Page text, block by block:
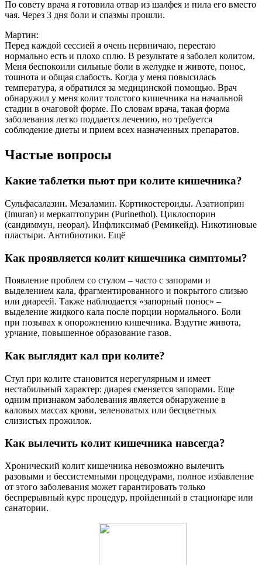
По совету врача я готовила отвар из шалфея и пила его вместо
чая. Через 3 дня боли и спазмы прошли.
Мартин:
Перед каждой сессией я очень нервничаю, перестаю
нормально есть и плохо сплю. В результате я заболел колитом.
Меня беспокоили сильные боли в желудке и животе, понос,
тошнота и общая слабость. Когда у меня повысилась
температура, я обратился за медицинской помощью. Врач
обнаружил у меня колит толстого кишечника на начальной
стадии в очаговой форме. По словам врача, такая форма
заболевания легко поддается лечению, но требуется
соблюдение диеты и прием всех назначенных препаратов.
Частые вопросы
Какие таблетки пьют при колите кишечника?
Сульфасалазин. Мезаламин. Кортикостероиды. Азатиоприн
(Imuran) и меркаптопурин (Purinethol). Циклоспорин
(сандиммун, неорал). Инфликсимаб (Ремикейд). Никотиновые
пластыри. Антибиотики. Ещё
Как проявляется колит кишечника симптомы?
Появление проблем со стулом – часто с запорами и
выделением кала, фрагментированного и покрытого слизью
или диареей. Также наблюдается «запорный понос» –
выделение жидкого кала после порции нормального. Боли
при позывах к опорожнению кишечника. Вздутие живота,
урчание, повышенное образование газов.
Как выглядит кал при колите?
Стул при колите становится нерегулярным и имеет
нестабильный характер: диарея сменяется запорами. Еще
одним признаком заболевания является обнаружение в
каловых массах крови, зеленоватых или бесцветных
слизистых прожилок.
Как вылечить колит кишечника навсегда?
Хронический колит кишечника невозможно вылечить
разовыми и бессистемными процедурами, полное избавление
от этого заболевания может гарантировать только
беспрерывный курс процедур, пройденный в стационаре или
санатории.